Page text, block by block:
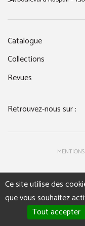
Catalogue
Collections
Revues
Retrouvez-nous sur :
Ce site utilise des
que vous souhaitez
Tout accepter